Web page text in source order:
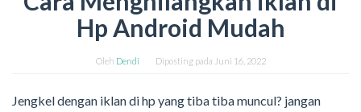
Hp Android Mudah
Oleh Dendi Diposting pada Juni 16, 2022
Jengkel dengan iklan di hp yang tiba tiba muncul? jangan